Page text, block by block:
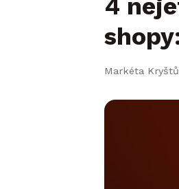
4
Markéta